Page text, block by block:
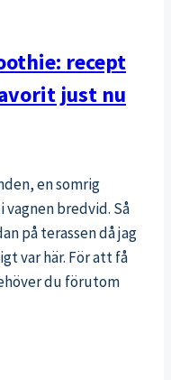
recept
just nu
en somrig
vagnen bredvid. Så
på terassen då jag
var här. För att få
du förutom